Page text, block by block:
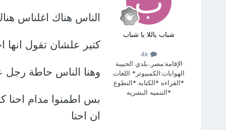
شباب ياللا يا شباب
4k
الإقامة:مصر..بلدي الحبيبة
الهوايات:الكمبيوتر* اللغات
*القراءه *الكتابه *التطوع
*التنميه البشريه
الناس هناك اغلناس
كتير علشان تقول
وهنا الناس حاطة
بس اطمنوا مدام
ان احنا